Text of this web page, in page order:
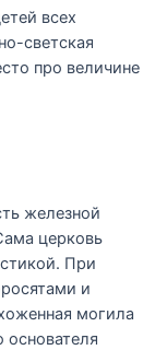
всех
светская
про величине
железной
церковь
При
и
могила
основателя